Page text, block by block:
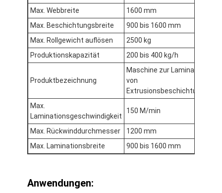
Haus
Max. Webbreite
1600 mm
Max. Beschichtungsbreite
900 bis 1600 mm
Max. Rollgewicht auflösen
2500 kg
Produktionskapazität
200 bis 400 kg/h
Produktbezeichnung
Maschine zur Lamination
von
Extrusionsbeschichtungen
Max.
Laminationsgeschwindigkeit
150 M/min
Max. Rückwinddurchmesser
1200 mm
Max. Laminationsbreite
900 bis 1600 mm
Anwendungen: